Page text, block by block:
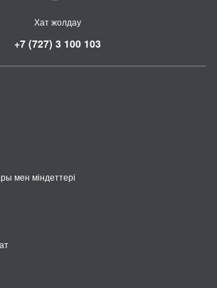
Хат жолдау
+7 (727) 3 100 103
мен міндеттері